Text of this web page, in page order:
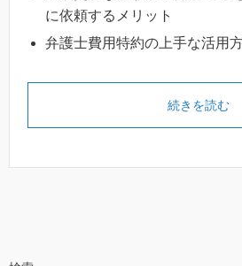
に依頼するメリット
弁護士費用特約の上手な活用
続きを読む